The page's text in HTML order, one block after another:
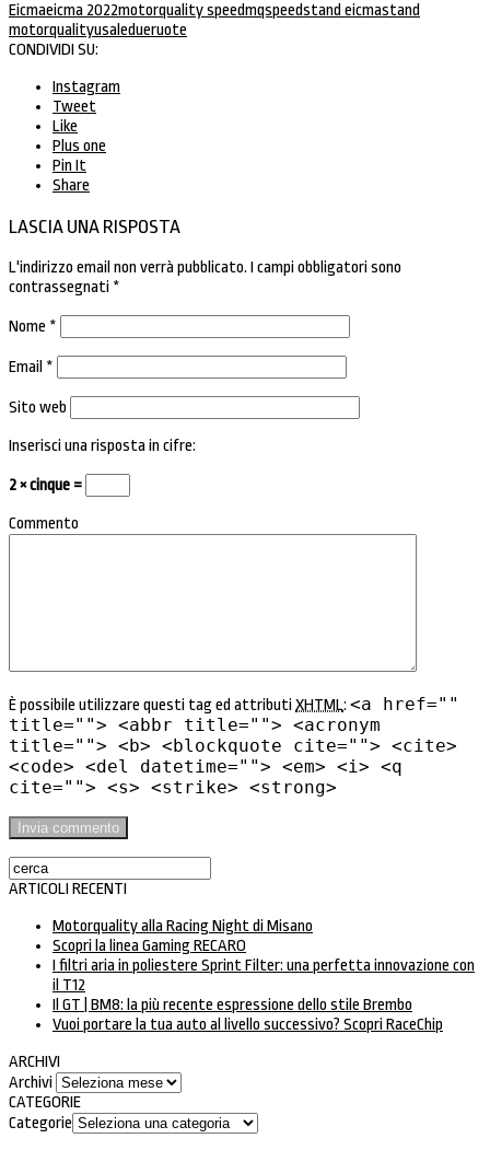
Eicmaeicma 2022motorquality speedmqspeedstand eicmastand
motorqualityusaledueruote
CONDIVIDI SU:
Instagram
Tweet
Like
Plus one
Pin It
Share
LASCIA UNA RISPOSTA
L'indirizzo email non verrà pubblicato. I campi obbligatori sono
contrassegnati *
Nome *
Email *
Sito web
Inserisci una risposta in cifre:
2 × cinque =
Commento
È possibile utilizzare questi tag ed attributiXHTML: <a href=""
title=""> <abbr title=""> <acronym
title=""> <b> <blockquote cite=""> <cite>
<code> <del datetime=""> <em> <i> <q
cite=""> <s> <strike> <strong>
ARTICOLI RECENTI
Motorquality alla Racing Night di Misano
Scopri la linea Gaming RECARO
I filtri aria in poliestere Sprint Filter: una perfetta innovazione con
il T12
Il GT | BM8: la più recente espressione dello stile Brembo
Vuoi portare la tua auto al livello successivo? Scopri RaceChip
ARCHIVI
Archivi
CATEGORIE
Categorie